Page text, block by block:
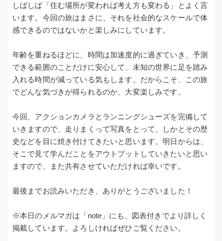
しばしば「住む場所が変われば考え方も変わる」とよく言
います。今回の旅はまさに、それを社会的なスケールで体
感できるのではないかと楽しみにしています。
年齢を重ねるほどに、時間は加速度的に過ぎていき、予測
できる範囲のことだけに安心して、未知の世界に足を踏み
入れる時間が減っている気もします。だからこそ、この旅
でどんな気づきが得られるのか、大変楽しみです。
今回、アクションカメラとランニングシューズを完備して
いきますので、走りまくって写真をとって、しかとその歴
史などを目に焼き付けてきたいと思います。明日からは、
そこで見て学んだことをアウトプットしていきたいと思い
ますので、また共有させていただければ幸いです。
最後までお読みいただき、ありがとうございました！
※本日のメルマガは「note」にも、図表付きでより詳しく
掲載しています。よろしければぜひご覧ください。